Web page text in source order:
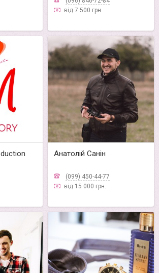
від 7 500 грн.
Анатолiй Санiн
(099) 450-44-77
від 15 000 грн.